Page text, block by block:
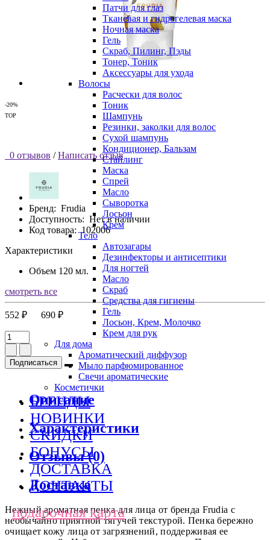
Патчи для глаз
Тканевая и гидрогелевая маска
Ночная маска
Гель
Скраб, Пилинг, Пэды
Тонер, Тоник
Аксессуары для ухода
Волосы
Расчески для волос
Тоник
Шампунь
Резинки, заколки для волос
Сухой шампунь
Кондиционер, Бальзам
Стайлинг
Маска
Спрей
Масло
Сыворотка
Лосьон
Крем
Тело
Автозагары
Дезинфекторы и антисептики
Для ногтей
Масло
Скраб
Средства для гигиены
Гель
Лосьон, Крем, Молочко
Крем для рук
Для дома
Ароматический диффузор
Мыло парфюмированное
Свечи ароматические
Косметички
БРЕНДЫ
НОВИНКИ
СКИДКИ
БОНУСЫ
ДОСТАВКА
КОНТАКТЫ
подарочная карта
-20%
TOP
0 отзывов / Написать отзыв
Бренд: Frudia
Доступность: Нет в наличии
Код товара: 102006
Характеристики
Объем 120 мл.
смотреть все
552 ₽ 690 ₽
Подписаться
Описание
Характеристики
Отзывы (0)
Доставка
Нежный ароматная пенка для лица от бренда Frudia c
необычайно приятной тягучей текстурой. Пенка бережно
очищает кожу лица от загрязнений, поддерживая ее